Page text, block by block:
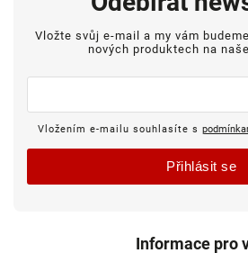
Informace pro
Vložte svůj e-mail a my vám
nových produktech na
Vložením e-mailu souhlasíte s
Přihlásit se